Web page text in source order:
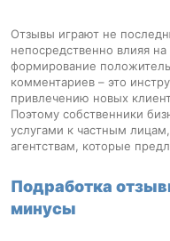
Отзывы играют не
непосредственно влияя
формирование
комментариев – это
привлечению новых
Поэтому собственники
услугами к частным
агентствам, которые
Подработка
минусы